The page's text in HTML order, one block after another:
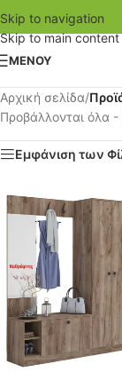
Skip to navigation
Skip to main content
ΜΕΝΟΥ
Αρχική σελίδα/
Προβάλλονται όλα
Εμφάνιση των